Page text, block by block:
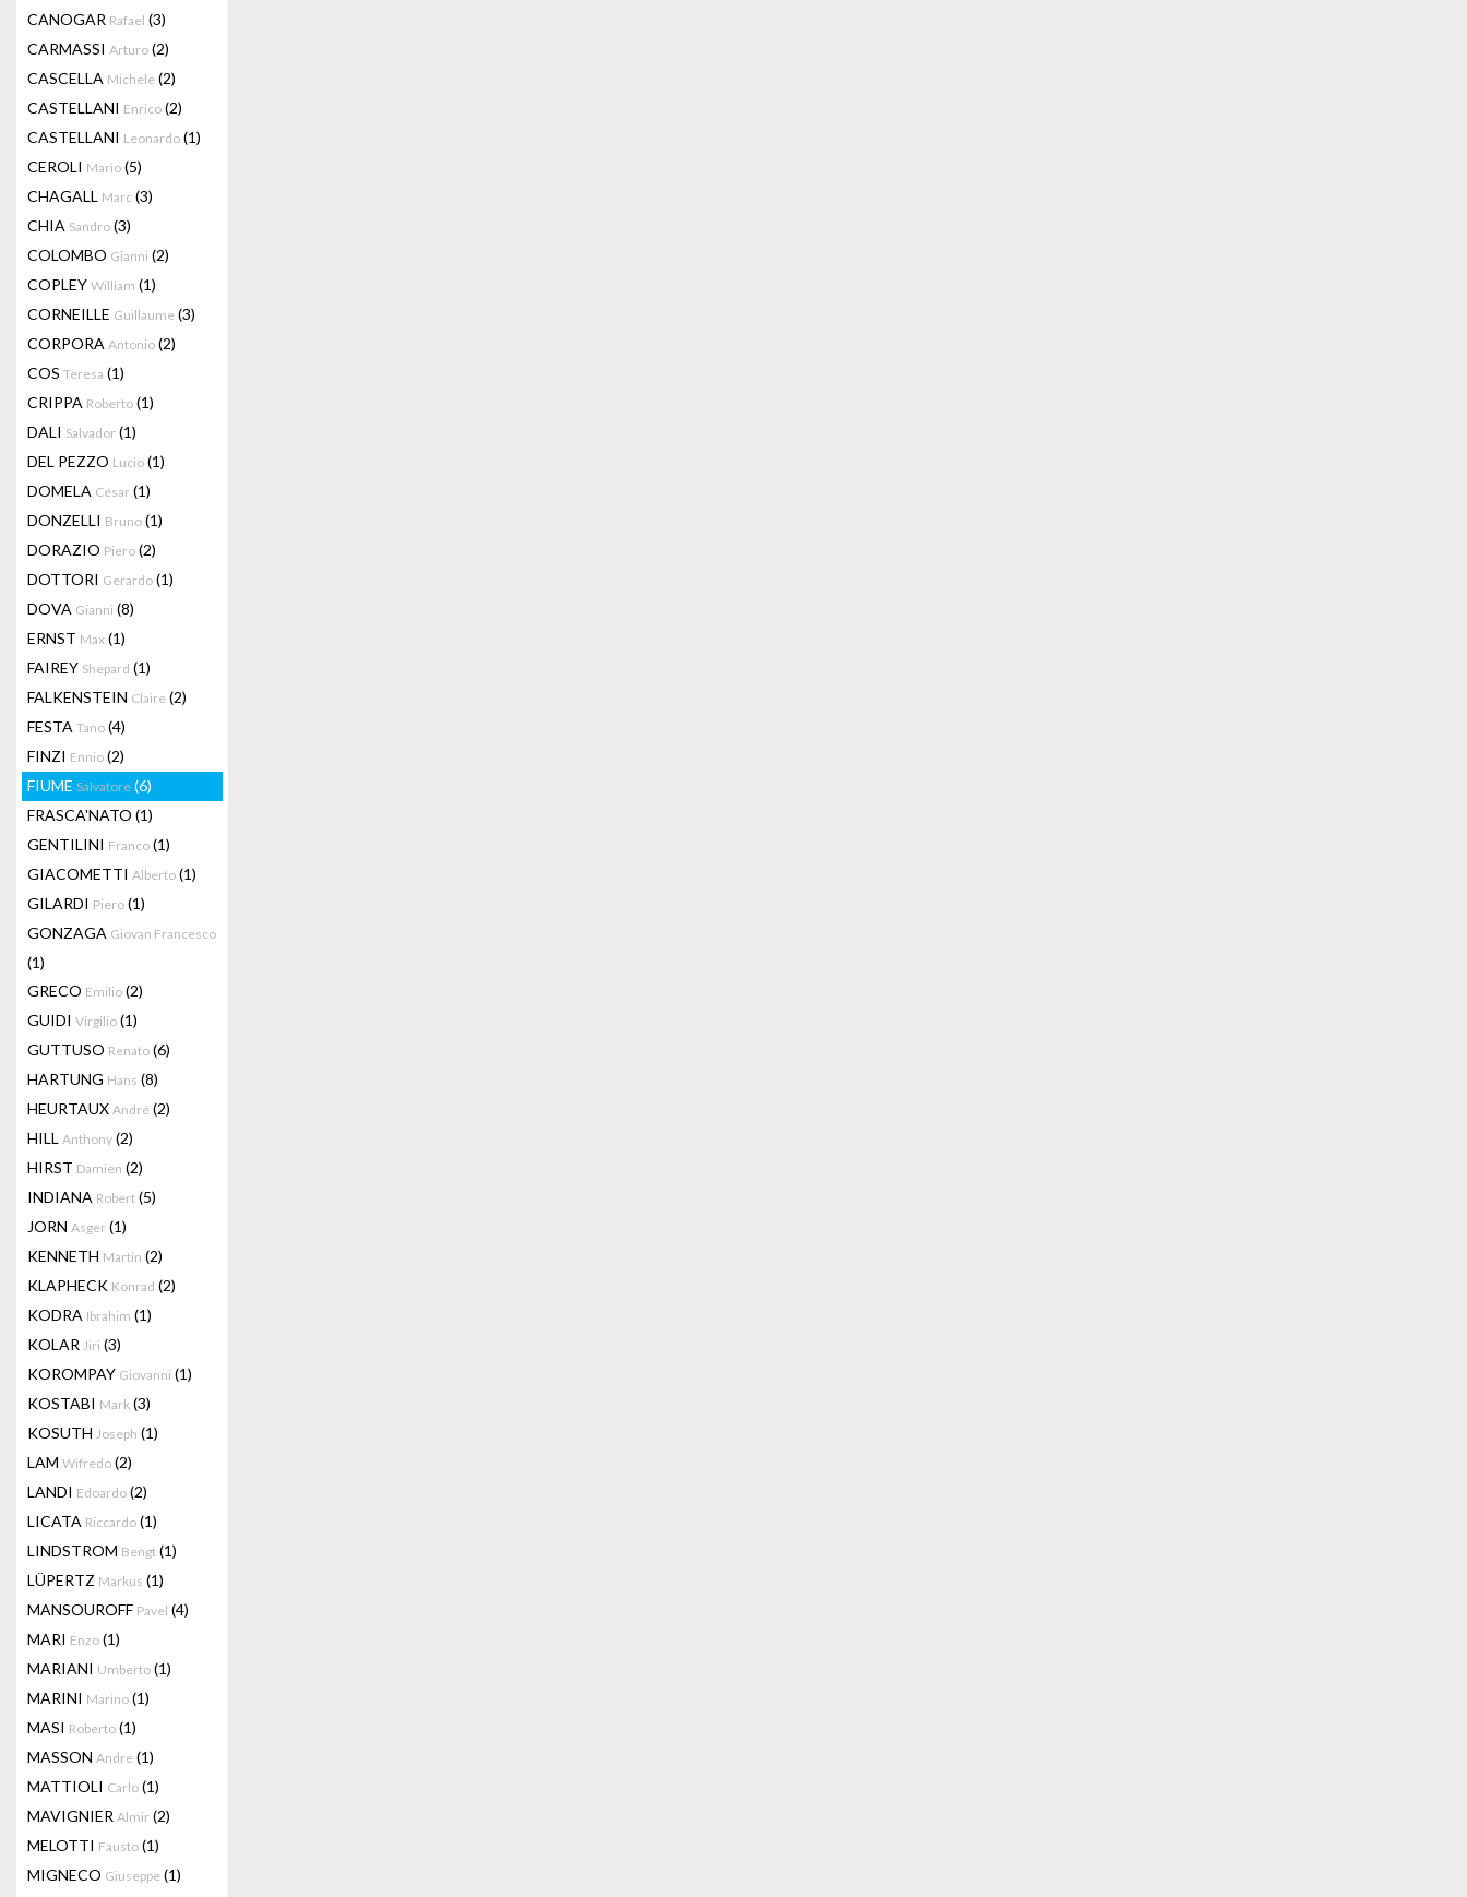
CANOGAR Rafael (3)
CARMASSI Arturo (2)
CASCELLA Michele (2)
CASTELLANI Enrico (2)
CASTELLANI Leonardo (1)
CEROLI Mario (5)
CHAGALL Marc (3)
CHIA Sandro (3)
COLOMBO Gianni (2)
COPLEY William (1)
CORNEILLE Guillaume (3)
CORPORA Antonio (2)
COS Teresa (1)
CRIPPA Roberto (1)
DALI Salvador (1)
DEL PEZZO Lucio (1)
DOMELA César (1)
DONZELLI Bruno (1)
DORAZIO Piero (2)
DOTTORI Gerardo (1)
DOVA Gianni (8)
ERNST Max (1)
FAIREY Shepard (1)
FALKENSTEIN Claire (2)
FESTA Tano (4)
FINZI Ennio (2)
FIUME Salvatore (6)
FRASCA'NATO (1)
GENTILINI Franco (1)
GIACOMETTI Alberto (1)
GILARDI Piero (1)
GONZAGA Giovan Francesco
(1)
GRECO Emilio (2)
GUIDI Virgilio (1)
GUTTUSO Renato (6)
HARTUNG Hans (8)
HEURTAUX André (2)
HILL Anthony (2)
HIRST Damien (2)
INDIANA Robert (5)
JORN Asger (1)
KENNETH Martin (2)
KLAPHECK Konrad (2)
KODRA Ibrahim (1)
KOLAR Jiri (3)
KOROMPAY Giovanni (1)
KOSTABI Mark (3)
KOSUTH Joseph (1)
LAM Wifredo (2)
LANDI Edoardo (2)
LICATA Riccardo (1)
LINDSTROM Bengt (1)
LÜPERTZ Markus (1)
MANSOUROFF Pavel (4)
MARI Enzo (1)
MARIANI Umberto (1)
MARINI Marino (1)
MASI Roberto (1)
MASSON Andre (1)
MATTIOLI Carlo (1)
MAVIGNIER Almir (2)
MELOTTI Fausto (1)
MIGNECO Giuseppe (1)